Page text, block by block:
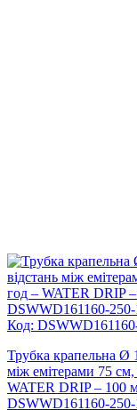
Код:
Трубка крапельна Ø
між емітерами 75
WATER DRIP – 100
DSWWD161160-